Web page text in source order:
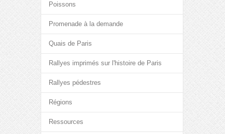
Poissons
Promenade à la demande
Quais de Paris
Rallyes imprimés sur l'histoire de Paris
Rallyes pédestres
Régions
Ressources